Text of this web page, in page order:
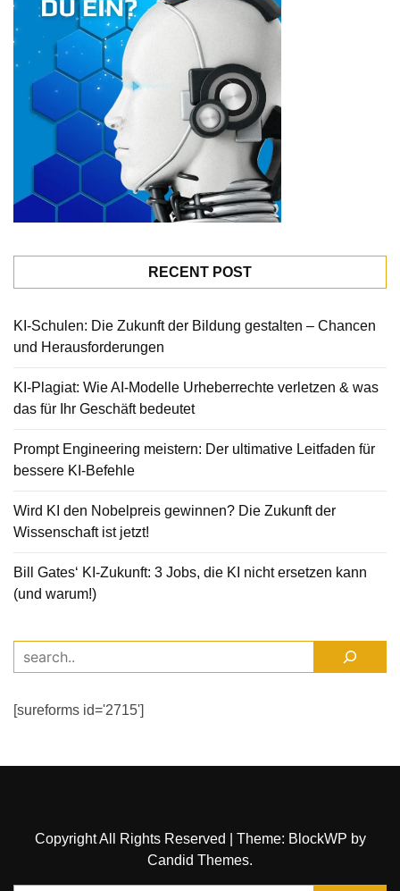
RECENT POST
KI-Schulen: Die Zukunft der Bildung gestalten – Chancen
und Herausforderungen
KI-Plagiat: Wie AI-Modelle Urheberrechte verletzen & was
das für Ihr Geschäft bedeutet
Prompt Engineering meistern: Der ultimative Leitfaden für
bessere KI-Befehle
Wird KI den Nobelpreis gewinnen? Die Zukunft der
Wissenschaft ist jetzt!
Bill Gates‘ KI-Zukunft: 3 Jobs, die KI nicht ersetzen kann
(und warum!)
[sureforms id='2715']
Copyright All Rights Reserved
Theme: BlockWP by
Candid Themes.